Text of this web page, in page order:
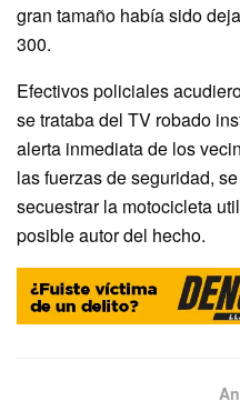
gran tamaño había sido
300.
Efectivos policiales
se trataba del TV robado
alerta inmediata de los
las fuerzas de seguridad,
secuestrar la motocicleta
posible autor del hecho.